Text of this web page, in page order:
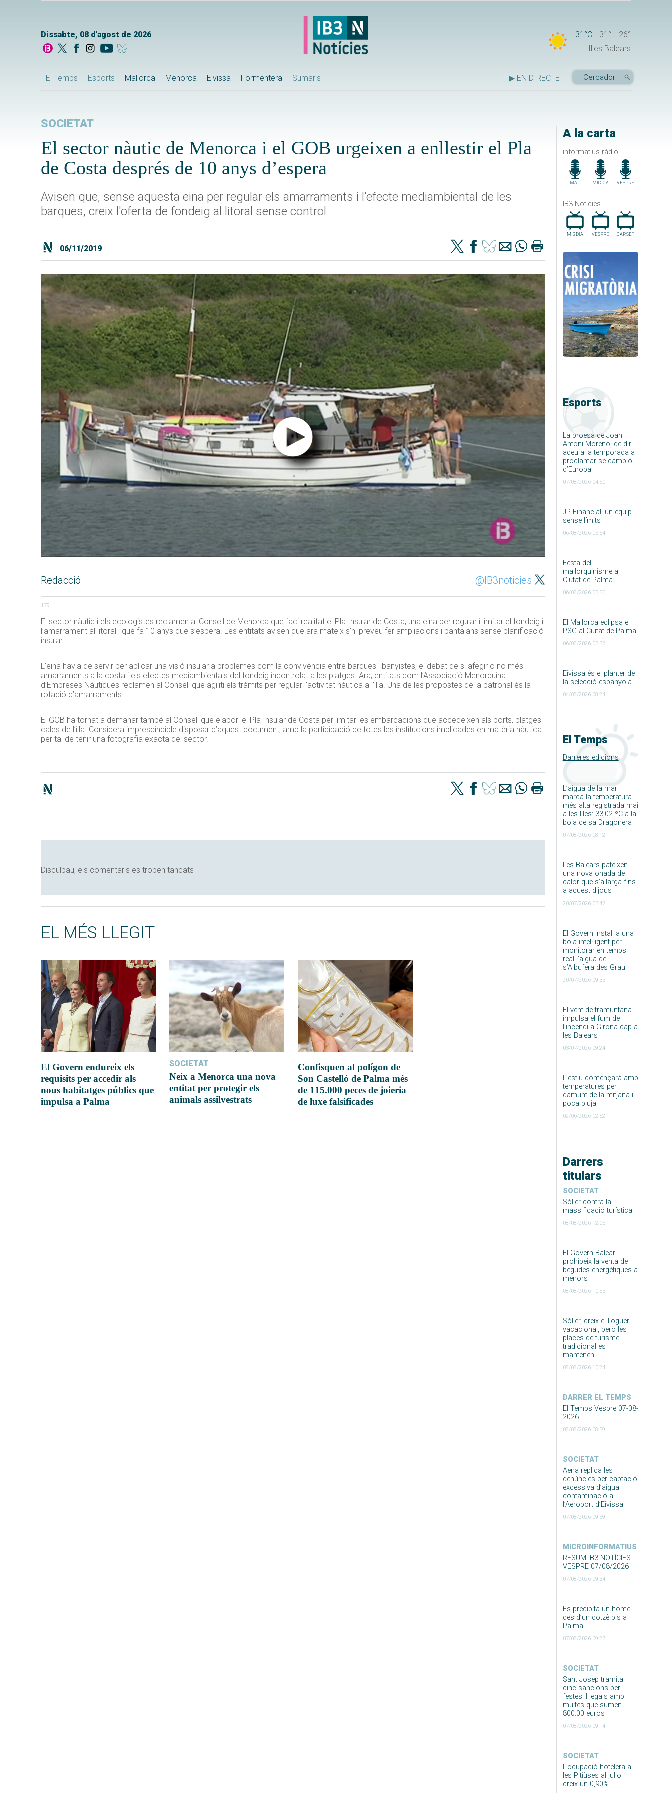
Dissabte, 08 d'agost de 2026 31°C 31°
26°
Illes Balears
El Temps Esports Mallorca Menorca Eivissa Formentera Sumaris ▶ EN DIRECTE
A la carta
informatius ràdio
MATÍ MIGDIA VESPRE
IB3 Noticies
MIGDIA VESPRE CAP.SET
Esports
La proesa de Joan
Antoni Moreno, de dir
adeu a la temporada a
proclamar-se campió
d’Europa
07/08/2026 04:50
JP Financial, un equip
sense límits
06/08/2026 05:54
Festa del
mallorquinisme al
Ciutat de Palma
06/08/2026 05:50
El Mallorca eclipsa el
PSG al Ciutat de Palma
06/08/2026 05:36
Eivissa és el planter de
la selecció espanyola
04/08/2026 08:24
El Temps
Darreres edicions
L’aigua de la mar
marca la temperatura
més alta registrada mai
a les Illes: 33,02 ºC a la
boia de sa Dragonera
07/08/2026 08:12
Les Balears pateixen
una nova onada de
calor que s’allarga fins
a aquest dijous
20/07/2026 03:47
El Govern instal·la una
boia intel·ligent per
monitorar en temps
real l’aigua de
s’Albufera des Grau
20/07/2026 09:33
El vent de tramuntana
impulsa el fum de
l’incendi a Girona cap a
les Balears
03/07/2026 09:24
L’estiu començarà amb
temperatures per
damunt de la mitjana i
poca pluja
09/06/2026 02:52
Darrers
titulars
SOCIETAT
Sóller contra la
massificació turística
08/08/2026 12:05
El Govern Balear
prohibeix la venta de
begudes energètiques a
menors
08/08/2026 10:53
Sóller, creix el lloguer
vacacional, però les
places de turisme
tradicional es
mantenen
08/08/2026 10:24
DARRER EL TEMPS
El Temps Vespre 07-08-
2026
08/08/2026 08:59
SOCIETAT
Aena replica les
denúncies per captació
excessiva d’aigua i
contaminació a
l’Aeroport d’Eivissa
07/08/2026 09:59
MICROINFORMATIUS
RESUM IB3 NOTÍCIES
VESPRE 07/08/2026
07/08/2026 09:34
Es precipita un home
des d’un dotzè pis a
Palma
07/08/2026 09:27
SOCIETAT
Sant Josep tramita
cinc sancions per
festes il·legals amb
multes que sumen
800.00 euros
07/08/2026 09:14
SOCIETAT
L’ocupació hotelera a
les Pitiüses al juliol
creix un 0,90%
SOCIETAT
El sector nàutic de Menorca i el GOB urgeixen a enllestir el Pla
de Costa després de 10 anys d’espera
Avisen que, sense aquesta eina per regular els amarraments i l'efecte mediambiental de les
barques, creix l'oferta de fondeig al litoral sense control
06/11/2019
Redacció @IB3noticies
179
El sector nàutic i els ecologistes reclamen al Consell de Menorca que faci realitat el Pla Insular de Costa, una eina per regular i limitar el fondeig i
l’amarrament al litoral i que fa 10 anys que s’espera. Les entitats avisen que ara mateix s’hi preveu fer ampliacions i pantalans sense planificació
insular.
L’eina havia de servir per aplicar una visió insular a problemes com la convivència entre barques i banyistes, el debat de si afegir o no més
amarraments a la costa i els efectes mediambientals del fondeig incontrolat a les platges. Ara, entitats com l’Associació Menorquina
d’Empreses Nàutiques reclamen al Consell que agiliti els tràmits per regular l’activitat nàutica a l’illa. Una de les propostes de la patronal és la
rotació d’amarraments.
El GOB ha tornat a demanar també al Consell que elabori el Pla Insular de Costa per limitar les embarcacions que accedeixen als ports, platges i
cales de l’illa. Considera imprescindible disposar d’aquest document, amb la participació de totes les institucions implicades en matèria nàutica
per tal de tenir una fotografia exacta del sector.
Disculpau, els comentaris es troben tancats
EL MÉS LLEGIT
El Govern endureix els
requisits per accedir als
nous habitatges públics que
impulsa a Palma
SOCIETAT
Neix a Menorca una nova
entitat per protegir els
animals assilvestrats
Confisquen al polígon de
Son Castelló de Palma més
de 115.000 peces de joieria
de luxe falsificades